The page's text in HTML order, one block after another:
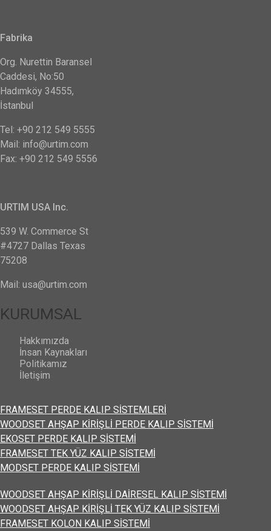
Fabrika
Org. Nurettin Baransel
Caddesi, No:50
Hadımköy 34555,
İstanbul
Tel: +90 212 549 5555
Mail: info@urtim.com
Fax: +90 212 549 5556
URTIM USA Inc.
539 W. Commerce St
#4727 Dallas Texas
75208
Mail: usa@urtim.com
KURUMSAL
Hakkımızda
İnsan Kaynakları
Politikamız
İletişim
FRAMESET PERDE KALIP SİSTEMLERİ
WOODSET AHŞAP KİRİŞLİ PERDE KALIP SİSTEMİ
EKOSET PERDE KALIP SİSTEMİ
FRAMESET TEK YÜZ KALIP SİSTEMİ
MODSET PERDE KALIP SİSTEMİ
WOODSET AHŞAP KİRİŞLİ DAİRESEL KALIP SİSTEMİ
WOODSET AHŞAP KİRİŞLİ TEK YÜZ KALIP SİSTEMİ
FRAMESET KOLON KALIP SİSTEMİ